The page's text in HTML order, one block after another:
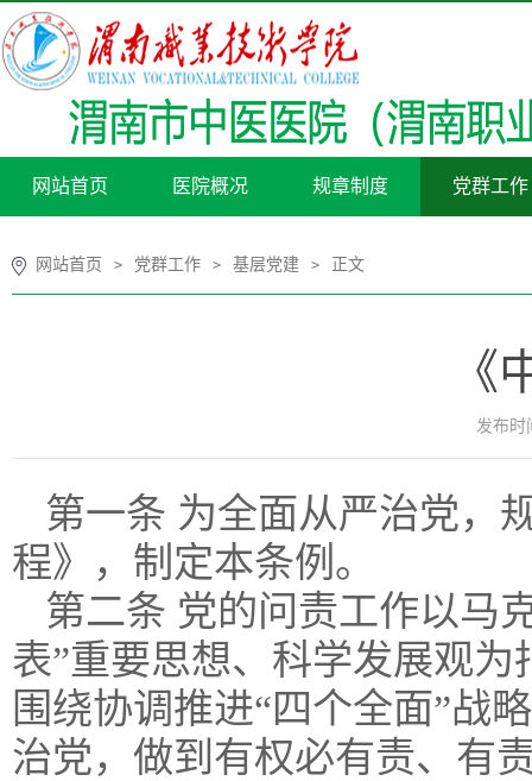
网站首页 医院概况 规章制度 党群工作
网站首页 > 党群工作 > 基层党建 > 正文
发布时
第一条 为全面从严治党，
程》，制定本条例。
第二条 党的问责工作以马
表”重要思想、科学发展观
围绕协调推进“四个全面”战
治党，做到有权必有责、有